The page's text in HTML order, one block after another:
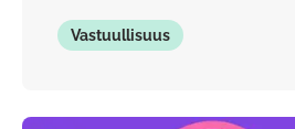
Vastuullisuus